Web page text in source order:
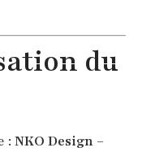
du
: NKO Design –